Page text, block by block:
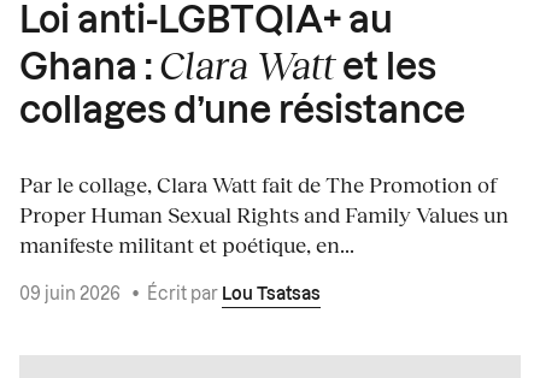
Loi anti-LGBTQIA+ au
Ghana : Clara Wattet les
collages d’une résistance
Par le collage, Clara Watt fait de The Promotion of
Proper Human Sexual Rights and Family Values un
manifeste militant et poétique, en...
09 juin 2026 • Écrit par Lou Tsatsas